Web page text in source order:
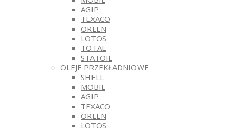
AGIP
TEXACO
ORLEN
LOTOS
TOTAL
STATOIL
OLEJE PRZEKŁADNIOWE
SHELL
MOBIL
AGIP
TEXACO
ORLEN
LOTOS